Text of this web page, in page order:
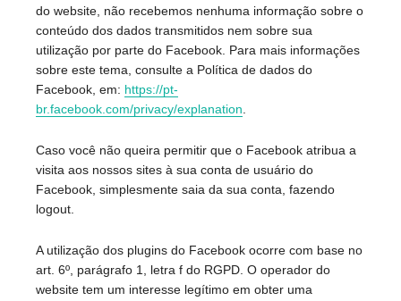
do website, não recebemos nenhuma informação sobre o
conteúdo dos dados transmitidos nem sobre sua
utilização por parte do Facebook. Para mais informações
sobre este tema, consulte a Política de dados do
Facebook, em: https://pt-
br.facebook.com/privacy/explanation.
Caso você não queira permitir que o Facebook atribua a
visita aos nossos sites à sua conta de usuário do
Facebook, simplesmente saia da sua conta, fazendo
logout.
A utilização dos plugins do Facebook ocorre com base no
art. 6º, parágrafo 1, letra f do RGPD. O operador do
website tem um interesse legítimo em obter uma